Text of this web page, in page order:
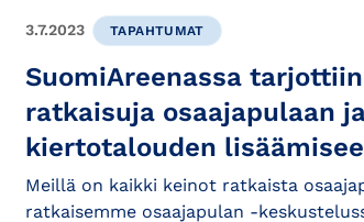
3.7.2023 TAPAHTUMAT
SuomiAreenassa tarjottiin
ratkaisuja osaajapulaan
kiertotalouden
Meillä on kaikki keinot ratkaista
ratkaisemme osaajapulan -